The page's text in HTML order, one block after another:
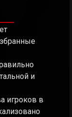
и
игроков в